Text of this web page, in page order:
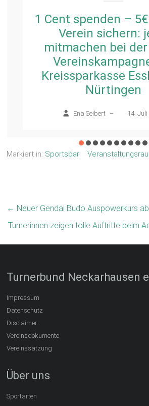
TBN
Sonntag, 28.6.
gestrafft und mit
Ena Seibert 26. Juni
Markiert in: Sportsbar
← Neuer Gendai Budo Auspowerkurs
Turnerinnen zeigen tolle Auftritte beim
Turnerbund Neckarhausen
Impressum
Datenschutz
Disclaimer
Vereinsdokumente
Vereinssatzung
Über uns
Sportarten